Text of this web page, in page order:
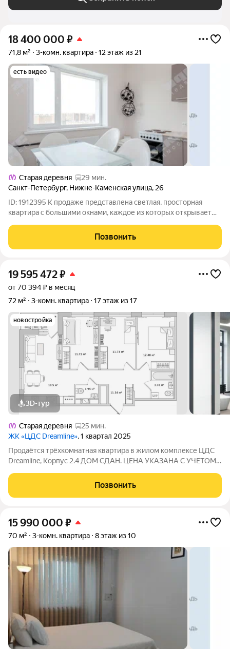
18 400 000 ₽
71,8 м² 3-комн. квартира 12 этаж из 21
есть видео
Старая деревня
29 мин.
Санкт-Петербург, Нижне-Каменская улица, 26
ID: 1912395 К продаже представлена светлая, просторная
квартира с большими окнами, каждое из которых открывает
позволяет наслаждаться небом, высоткой Лахта-центра и
праздничными салютами. На
Позвонить
19 595 472₽
от 70 394 ₽ в месяц
72 м²
3-комн. квартира 17 этаж из 17
новостройка
3D-тур
Старая деревня
25 мин.
ЖК «ЦДС Dreamline», 1 квартал 2025
Продаётся трёхкомнатная квартира в жилом комплексе ЦДС
Dreamline, Корпус 2.4 ДОМ СДАН. ЦЕНА УКАЗАНА С УЧЕТОМ
без участия агентов дарим сертификат новосела в магазин
ХОФФ на сумму 50 000 рублей. Им
Позвонить
15 990 000 ₽
70 м² 3-комн. квартира 8 этаж из 10